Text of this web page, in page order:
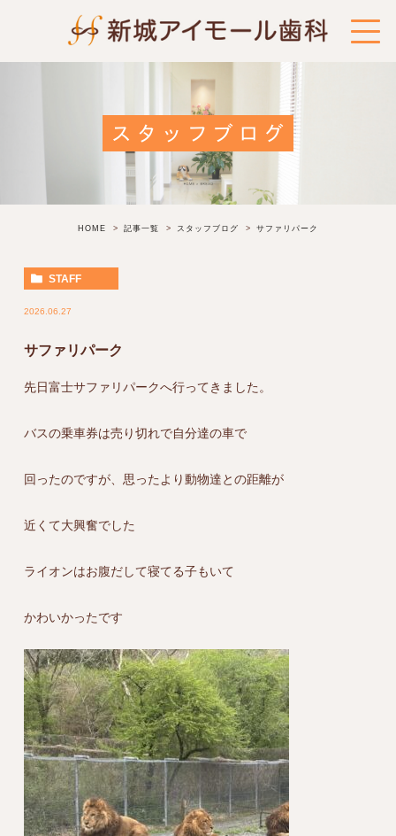
スタッフブログ
HOME 記事一覧 スタッフブログ サファリパーク
STAFF
2026.06.27
サファリパーク
先日富士サファリパークへ行ってきました。
バスの乗車券は売り切れで自分達の車で
回ったのですが、思ったより動物達との距離が
近くて大興奮でした
ライオンはお腹だして寝てる子もいて
かわいかったです